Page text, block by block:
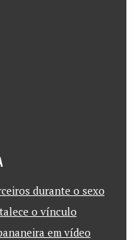
durante o sexo
o vínculo
em vídeo